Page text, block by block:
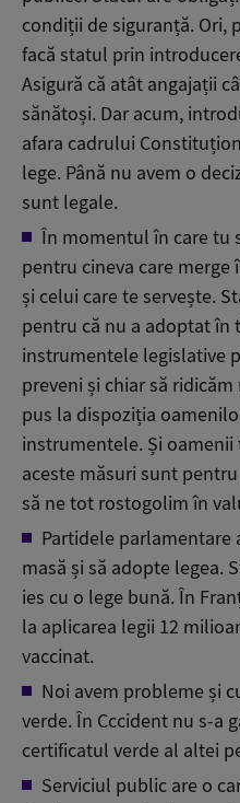
condiții de siguranță. Ori,
facă statul prin
Asigură că atât angajații
sănătoși. Dar acum,
afara cadrului
lege. Până nu avem o
sunt legale.
În momentul în care tu
pentru cineva care
și celui care te servește.
pentru că nu a adoptat în
instrumentele legislative
preveni și chiar să
pus la dispoziția
instrumentele. Și oamenii
aceste măsuri sunt
să ne tot rostogolim în
Partidele parlamentare
masă și să adopte legea.
ies cu o lege bună. În
la aplicarea legii 12
vaccinat.
Noi avem probleme și
verde. În Cccident nu s-a
certificatul verde al altei
Serviciul public are o